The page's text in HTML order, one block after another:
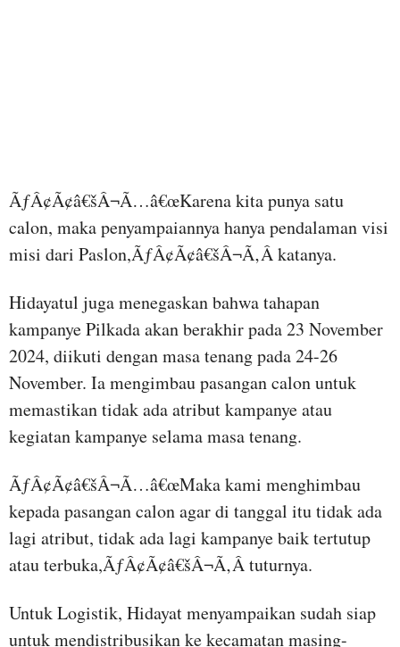
ÃƒÂ¢Ã¢â€šÂ¬Ã…â€œKarena kita punya satu
calon, maka penyampaiannya hanya pendalaman visi
misi dari Paslon,ÃƒÂ¢Ã¢â€šÂ¬Ã‚Â katanya.
Hidayatul juga menegaskan bahwa tahapan
kampanye Pilkada akan berakhir pada 23 November
2024, diikuti dengan masa tenang pada 24-26
November. Ia mengimbau pasangan calon untuk
memastikan tidak ada atribut kampanye atau
kegiatan kampanye selama masa tenang.
ÃƒÂ¢Ã¢â€šÂ¬Ã…â€œMaka kami menghimbau
kepada pasangan calon agar di tanggal itu tidak ada
lagi atribut, tidak ada lagi kampanye baik tertutup
atau terbuka,ÃƒÂ¢Ã¢â€šÂ¬Ã‚Â tuturnya.
Untuk Logistik, Hidayat menyampaikan sudah siap
untuk mendistribusikan ke kecamatan masing-